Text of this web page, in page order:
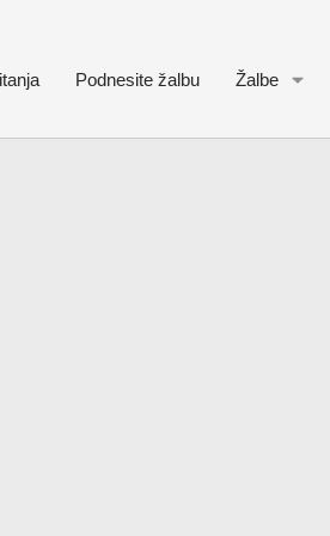
Podnesite žalbu Žalbe